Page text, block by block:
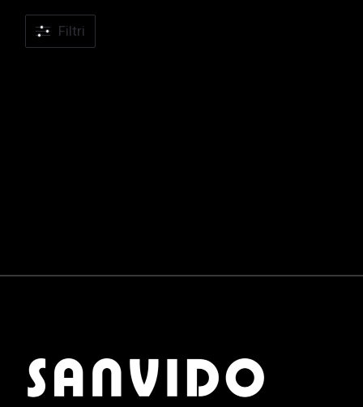
Filtri